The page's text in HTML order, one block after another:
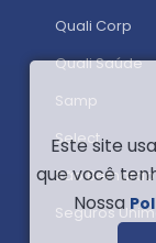
Quali Corp
Quali Saúde
Samp
Select
São Bernardo
Seguros
Este site
que você
Nossa